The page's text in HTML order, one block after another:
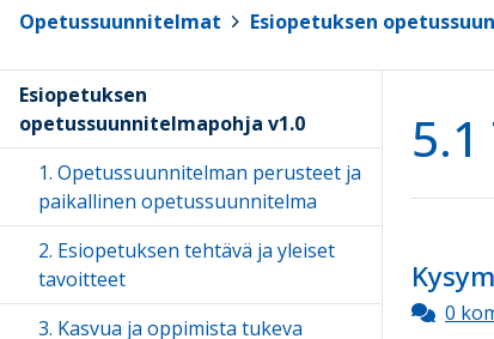
Opetussuunnitelmat Esiopetuksen
0
Esiopetuksen
opetussuunnitelmapohja v1.0
1. Opetussuunnitelman perusteet ja
paikallinen opetussuunnitelma
2. Esiopetuksen tehtävä ja yleiset
tavoitteet
3. Kasvua ja oppimista tukeva